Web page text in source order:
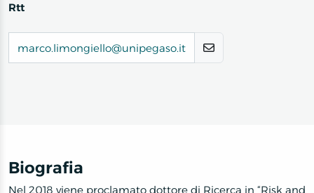
Rtt
marco.limongiello@unipegaso.it
Biografia
Nel 2018 viene proclamato dottore di Ricerca in “Risk and